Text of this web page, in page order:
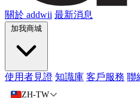
關於 addwii 最新消息
加我商城
使用者見證 知識庫 客戶服務 聯
ZH-TW